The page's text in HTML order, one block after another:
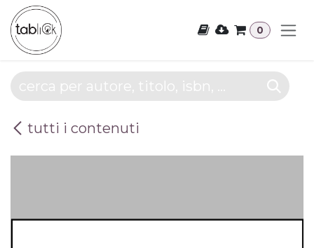
Passa al contenuto
0
tutti i contenuti